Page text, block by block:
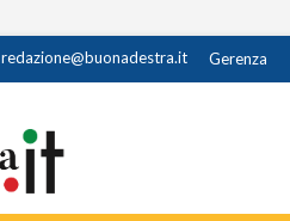
redazione@buonadestra.it Gerenza